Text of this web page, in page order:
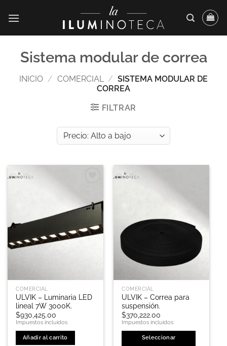
Sistema modular de correa
INICIO / COMERCIAL / SISTEMA MODULAR DE
CORREA
FILTRAR
COMERCIAL
ULVIK – Luminaria LED
lineal 7W 3000K.
$930,425.00
Impuestos incluidos
Añadir al carrito
COMERCIAL
ULVIK – Correa para
suspensión.
$370,222.00
Impuestos incluidos
Seleccionar